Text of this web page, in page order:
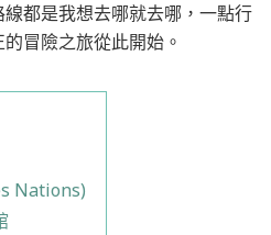
都是我想去哪就去哪，一點行
冒險之旅從此開始。
Nations)